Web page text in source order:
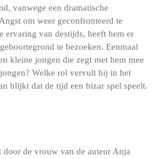
vanwege een dramatische
om weer geconfronteerd te
ervaring van destijds, heeft hem er
te bezoeken. Eenmaal
kleine jongen die zegt met hem mee
Welke rol vervult hij in het
blijkt dat de tijd een bizar spel speelt.
door de vrouw van de auteur Anja